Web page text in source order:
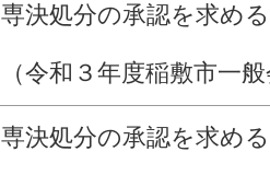
専決処分の承認を求め
（令和３年度稲敷市一
専決処分の承認を求め